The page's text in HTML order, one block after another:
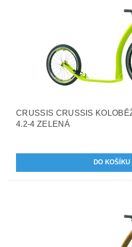
CRUSSIS CRUSSIS
4.2-4 ZELENÁ